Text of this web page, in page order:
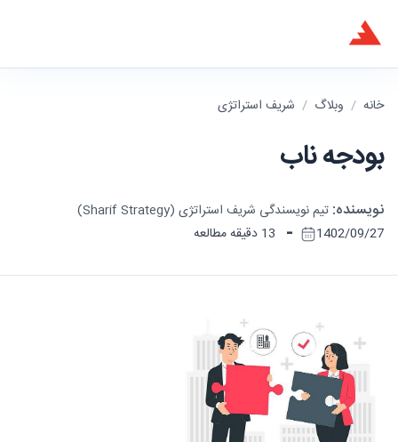
خانه / وبلاگ / شریف استراتژی
بودجه ناب
نویسنده: تیم نویسندگی شریف استراتژی (Sharif Strategy)
1402/09/27
- 13 دقیقه مطالعه